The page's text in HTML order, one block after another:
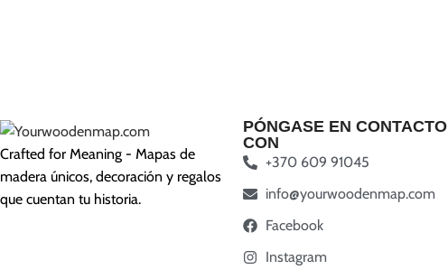
Crafted for Meaning - Mapas de
madera únicos, decoración y regalos
que cuentan tu historia.
PÓNGASE EN CONTACTO
CON
+370 609 91045
info@yourwoodenmap.com
Facebook
Instagram